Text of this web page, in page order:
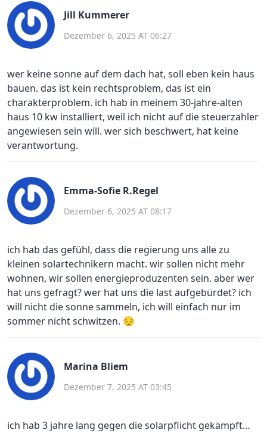
Jill Kummerer
Dezember 6, 2025 AT 06:27
wer keine sonne auf dem dach hat, soll eben kein haus
bauen. das ist kein rechtsproblem, das ist ein
charakterproblem. ich hab in meinem 30-jahre-alten
haus 10 kw installiert, weil ich nicht auf die steuerzahler
angewiesen sein will. wer sich beschwert, hat keine
verantwortung.
Emma-Sofie R.Regel
Dezember 6, 2025 AT 08:17
ich hab das gefühl, dass die regierung uns alle zu
kleinen solartechnikern macht. wir sollen nicht mehr
wohnen, wir sollen energieproduzenten sein. aber wer
hat uns gefragt? wer hat uns die last aufgebürdet? ich
will nicht die sonne sammeln, ich will einfach nur im
sommer nicht schwitzen. 😔
Marina Bliem
Dezember 7, 2025 AT 03:45
ich hab 3 jahre lang gegen die solarpflicht gekämpft…